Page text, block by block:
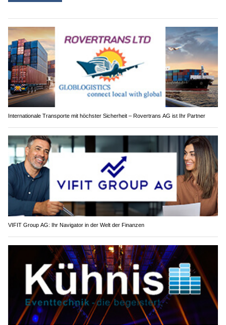
Internationale Transporte mit höchster Sicherheit – Rovertrans AG ist Ihr Partner
VIFIT Group AG: Ihr Navigator in der Welt der Finanzen